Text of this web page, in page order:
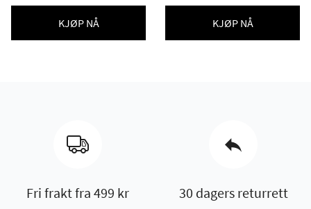
KJØP NÅ KJØP NÅ
Fri frakt fra 499 kr 30 dagers returrett